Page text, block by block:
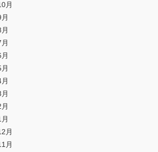
月
月
月